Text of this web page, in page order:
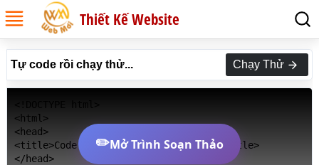
Thiết Kế Website
Tự code rồi chạy thử... Chạy Thử
<html>
<head>
<title>Code Thẻ datalist trong HTML</title>
</head>
✏️Mở Trình Soạn Thảo